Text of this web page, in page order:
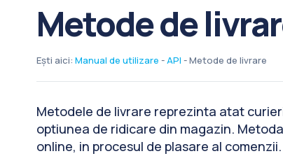
Metode de
Ești aici: Manual de utilizare -API -Metode de livrare
Metodele de livrare reprezinta atat
optiunea de ridicare din magazin.
online, in procesul de plasare al comenzii.